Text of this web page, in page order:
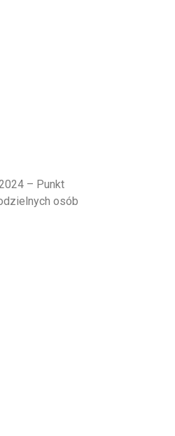
– Punkt
osób